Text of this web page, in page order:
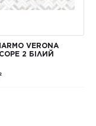
VERONA
2 БІЛИЙ